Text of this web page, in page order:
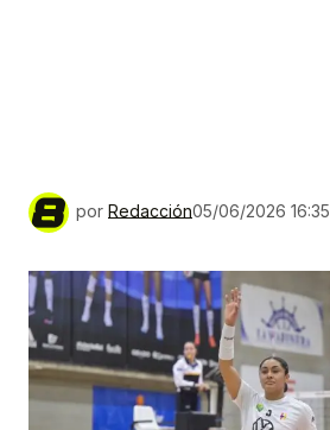
por Redacción05/06/2026 16:35